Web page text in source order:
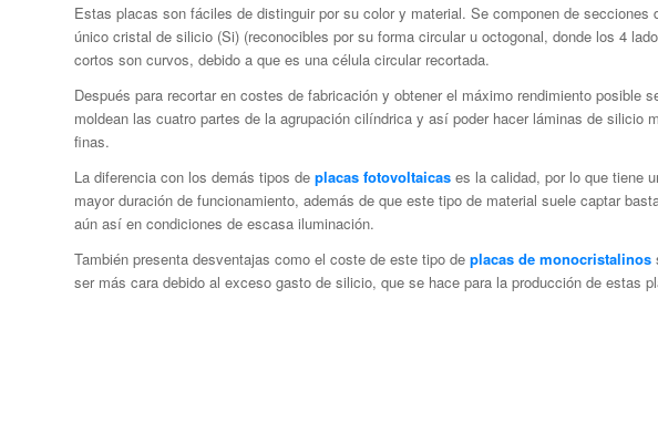
Estas placas son fáciles de distinguir por su color y material. Se componen de secciones
único cristal de silicio (Si) (reconocibles por su forma circular u octogonal, donde los 4
cortos son curvos, debido a que es una célula circular recortada.
Después para recortar en costes de fabricación y obtener el máximo rendimiento posible
moldean las cuatro partes de la agrupación cilíndrica y así poder hacer láminas de silicio
finas.
La diferencia con los demás tipos de placas fotovoltaicas es la calidad, por lo que tiene
mayor duración de funcionamiento, además de que este tipo de material suele captar
aún así en condiciones de escasa iluminación.
También presenta desventajas como el coste de este tipo de placas de monocristalinos
ser más cara debido al exceso gasto de silicio, que se hace para la producción de estas